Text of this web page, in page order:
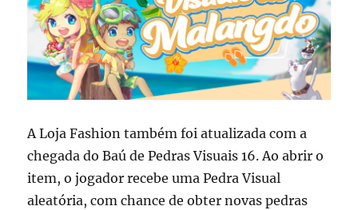
A Loja Fashion também foi atualizada com a
chegada do Baú de Pedras Visuais 16. Ao abrir o
item, o jogador recebe uma Pedra Visual
aleatória, com chance de obter novas pedras